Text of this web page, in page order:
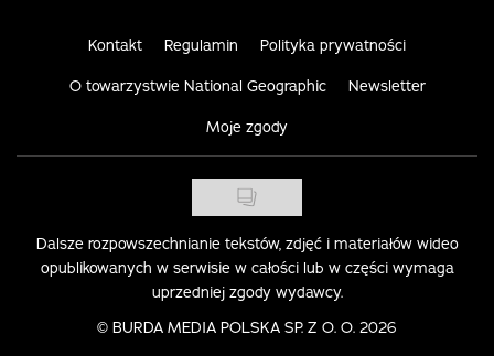
Kontakt Regulamin Polityka prywatności
O towarzystwie National Geographic Newsletter
Moje zgody
Dalsze rozpowszechnianie tekstów, zdjęć i materiałów wideo
opublikowanych w serwisie w całości lub w części wymaga
uprzedniej zgody wydawcy.
© BURDA MEDIA POLSKA SP. Z O. O. 2026